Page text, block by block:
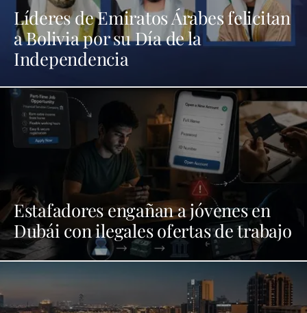
Líderes de Emiratos Árabes felicitan
a Bolivia por su Día de la
Independencia
Estafadores engañan a jóvenes en
Dubái con ilegales ofertas de trabajo